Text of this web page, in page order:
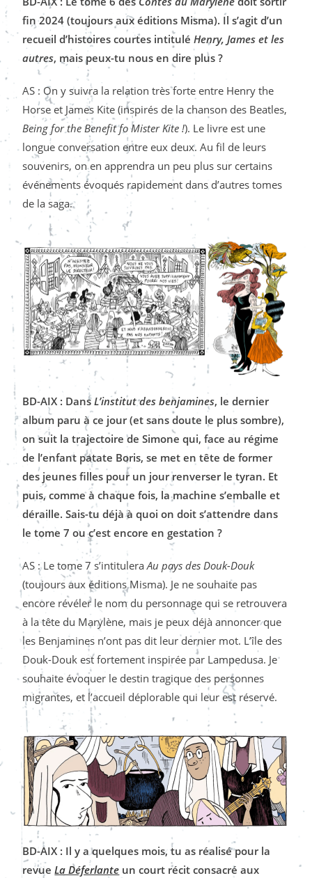
fin 2024 (toujours aux éditions Misma). Il s’agit d’un
recueil d’histoires courtes intituléHenry, James et les
autres, mais peux-tu nous en dire plus ?
AS : On y suivra la relation très forte entre Henry the
Horse et James Kite (inspirés de la chanson des Beatles,
Being for the Benefit fo Mister Kite !). Le livre est une
longue conversation entre eux deux. Au fil de leurs
souvenirs, on en apprendra un peu plus sur certains
événements évoqués rapidement dans d’autres tomes
de la saga.
BD-AIX : DansL’institut des benjamines, le dernier
album paru à ce jour (et sans doute le plus sombre),
on suit la trajectoire de Simone qui, face au régime
de l’enfant patate Boris, se met en tête de former
des jeunes filles pour un jour renverser le tyran. Et
puis, comme à chaque fois, la machine s’emballe et
déraille. Sais-tu déjà à quoi on doit s’attendre dans
le tome 7 ou c’est encore en gestation ?
AS : Le tome 7 s’intituleraAu pays des Douk-Douk
(toujours aux éditions Misma). Je ne souhaite pas
encore révéler le nom du personnage qui se retrouvera
à la tête du Marylène, mais je peux déjà annoncer que
les Benjamines n’ont pas dit leur dernier mot. L’île des
Douk-Douk est fortement inspirée par Lampedusa. Je
souhaite évoquer le destin tragique des personnes
migrantes, et l’accueil déplorable qui leur est réservé.
BD-AIX : Il y a quelques mois, tu as réalisé pour la
revueLa Déferlante un court récit consacré aux